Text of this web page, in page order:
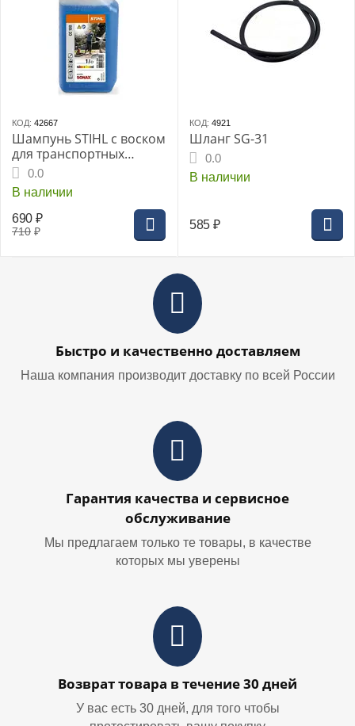
КОД: 42667
Шампунь STIHL с воском
для транспортных
средств СС 100 1л. (РН
4.5-5.5), пенящееся
моющее средство для
удаления типичных
уличных загрязнений
0.0
В наличии
710 ₽
690 ₽
КОД: 4921
Шланг SG-31
0.0
В наличии
585 ₽
Быстро и качественно доставляем
Наша компания производит доставку по всей России
Гарантия качества и сервисное
обслуживание
Мы предлагаем только те товары, в качестве
которых мы уверены
Возврат товара в течение 30 дней
У вас есть 30 дней, для того чтобы